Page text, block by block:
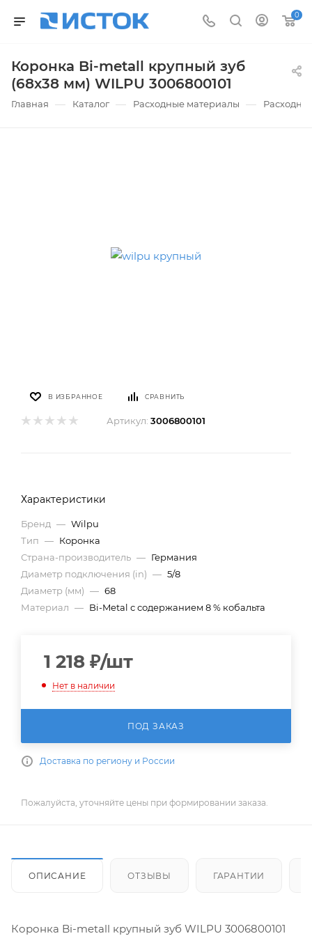
0
Коронка Bi-metall крупный зуб
(68х38 мм) WILPU 3006800101
Главная — Каталог — Расходные материалы —
В ИЗБРАННОЕ СРАВНИТЬ
Артикул: 3006800101
Характеристики
Бренд — Wilpu
Тип — Коронка
Страна-производитель — Германия
Диаметр подключения (in) — 5/8
Диаметр (мм) — 68
Материал — Bi-Metal с содержанием 8 % кобальта
1 218 ₽/шт
Нет в наличии
ПОД ЗАКАЗ
Доставка по региону и России
Пожалуйста, уточняйте цены при формировании заказа.
ОПИСАНИЕ ОТЗЫВЫ ГАРАНТИИ
Коронка Bi-metall крупный зуб WILPU 3006800101